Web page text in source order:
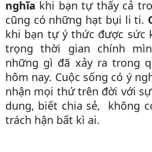
nghĩa khi bạn tự thấy cả
cũng có những hạt bụi li ti.
khi bạn tự ý thức được sức
trọng thời gian chính
những gì đã xảy ra trong
hôm nay. Cuộc sống có ý
nhận mọi thứ trên đời với
dung, biết chia sẻ, không
trách hận bất kì ai.